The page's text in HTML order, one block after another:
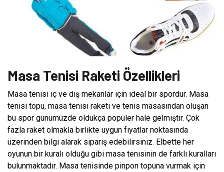
Masa Tenisi Raketi Özellikleri
Masa tenisi iç ve dış mekanlar için ideal bir spordur. Masa
tenisi topu, masa tenisi raketi ve tenis masasından oluşan
bu spor günümüzde oldukça popüler hale gelmiştir. Çok
fazla raket olmakla birlikte uygun fiyatlar noktasında
üzerinden bilgi alarak sipariş edebilirsiniz. Elbette her
oyunun bir kuralı olduğu gibi masa tenisinin de farklı kuralları
bulunmaktadır. Masa tenisinde pinpon topuna vurmak için